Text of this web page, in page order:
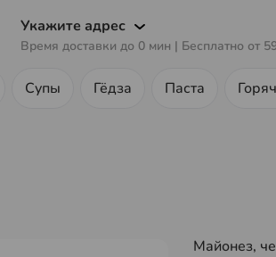
Укажите адрес
Время доставки до 0 мин | Бесплатно от
Супы Гёдза Паста
Майонез,